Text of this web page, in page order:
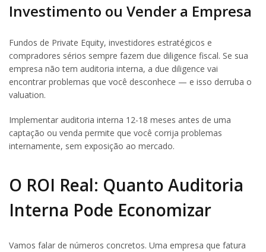
Investimento ou Vender a Empresa
Fundos de Private Equity, investidores estratégicos e
compradores sérios sempre fazem due diligence fiscal. Se sua
empresa não tem auditoria interna, a due diligence vai
encontrar problemas que você desconhece — e isso derruba o
valuation.
Implementar auditoria interna 12-18 meses antes de uma
captação ou venda permite que você corrija problemas
internamente, sem exposição ao mercado.
O ROI Real: Quanto Auditoria
Interna Pode Economizar
Vamos falar de números concretos. Uma empresa que fatura